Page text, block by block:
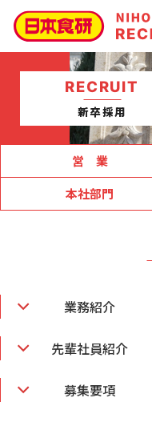
RECRUIT
新卒採用
営 業
本社部門
業務紹介
先輩社員紹介
募集要項